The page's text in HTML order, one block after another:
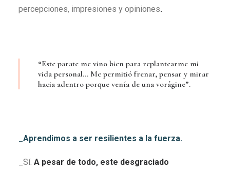
percepciones, impresiones y opiniones.
“Este parate me vino bien para replantearme mi
vida personal… Me permitió frenar, pensar y mirar
hacia adentro porque venía de una vorágine”.
_Aprendimos a ser resilientes a la fuerza.
_Sí. A pesar de todo, este desgraciado